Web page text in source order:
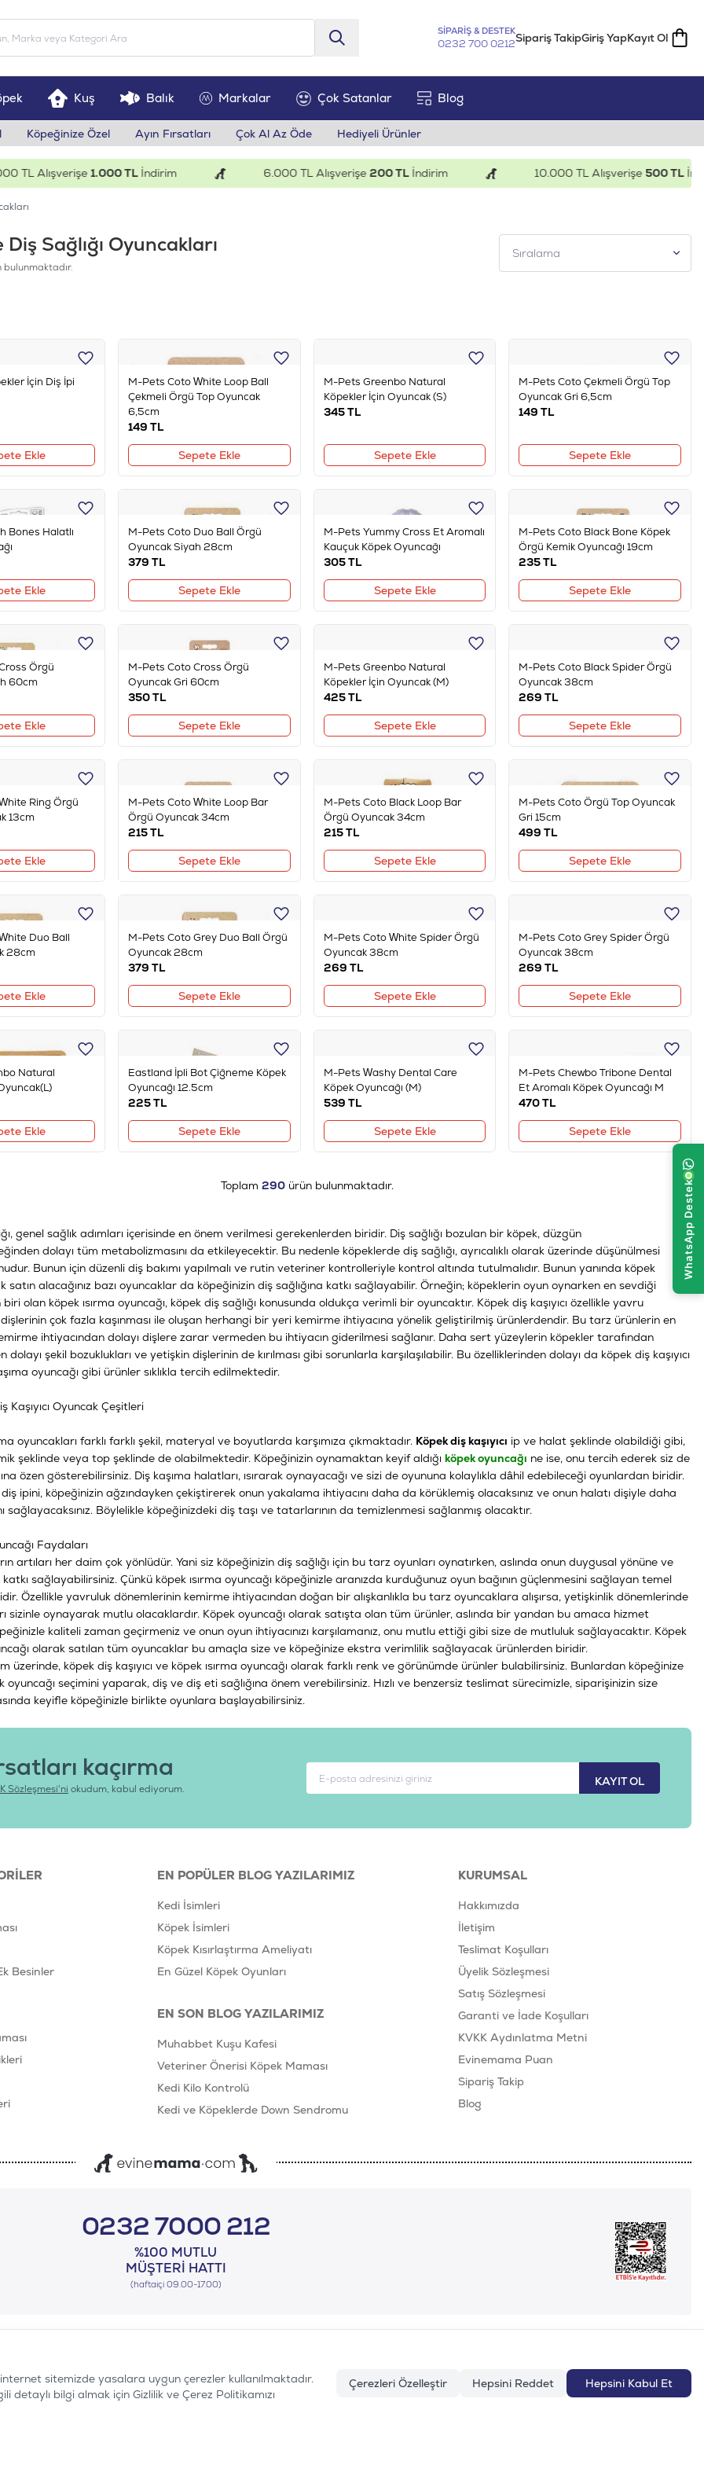
SİPARİŞ & DESTEK
0232 700 0212Sipariş TakipGiriş YapKayıt Ol
Kuş Balık Markalar Çok Satanlar Blog
Köpeğinize Özel Ayın Fırsatları Çok Al Az Öde Hediyeli Ürünler
Alışverişe1.000 TLİndirim 6.000 TL Alışverişe200 TLİndirim 10.000 TL Alışverişe500 TLİndirim
Diş Sağlığı Oyuncakları
bulunmaktadır.
İçin Diş İpi
Ekle
M-Pets Coto White Loop Ball
Çekmeli Örgü Top Oyuncak
6,5cm
149 TL
Sepete Ekle
M-Pets Greenbo Natural
Köpekler İçin Oyuncak (S)
345TL
Sepete Ekle
M-Pets Coto Çekmeli Örgü Top
Oyuncak Gri 6,5cm
149 TL
Sepete Ekle
Bones Halatlı
Ekle
M-Pets Coto Duo Ball Örgü
Oyuncak Siyah 28cm
379 TL
Sepete Ekle
M-Pets Yummy Cross Et Aromalı
Kauçuk Köpek Oyuncağı
305TL
Sepete Ekle
M-Pets Coto Black Bone Köpek
Örgü Kemik Oyuncağı 19cm
235TL
Sepete Ekle
Örgü
60cm
Ekle
M-Pets Coto Cross Örgü
Oyuncak Gri 60cm
350TL
Sepete Ekle
M-Pets Greenbo Natural
Köpekler İçin Oyuncak (M)
425TL
Sepete Ekle
M-Pets Coto Black Spider Örgü
Oyuncak 38cm
269 TL
Sepete Ekle
Ring Örgü
13cm
Ekle
M-Pets Coto White Loop Bar
Örgü Oyuncak 34cm
215TL
Sepete Ekle
M-Pets Coto Black Loop Bar
Örgü Oyuncak 34cm
215TL
Sepete Ekle
M-Pets Coto Örgü Top Oyuncak
Gri 15cm
499 TL
Sepete Ekle
Duo Ball
28cm
Ekle
M-Pets Coto Grey Duo Ball Örgü
Oyuncak 28cm
379 TL
Sepete Ekle
M-Pets Coto White Spider Örgü
Oyuncak 38cm
269 TL
Sepete Ekle
M-Pets Coto Grey Spider Örgü
Oyuncak 38cm
269 TL
Sepete Ekle
Natural
Ekle
Eastland İpli Bot Çiğneme Köpek
Oyuncağı 12.5cm
225TL
Sepete Ekle
M-Pets Washy Dental Care
Köpek Oyuncağı (M)
539 TL
Sepete Ekle
M-Pets Chewbo Tribone Dental
Et Aromalı Köpek Oyuncağı M
470TL
Sepete Ekle
Toplam 290ürün bulunmaktadır.
genel sağlık adımları içerisinde en önem verilmesi gerekenlerden biridir. Diş sağlığı bozulan bir köpek, düzgün
dolayı tüm metabolizmasını da etkileyecektir. Bu nedenle köpeklerde diş sağlığı, ayrıcalıklı olarak üzerinde düşünülmesi
Bunun için düzenli diş bakımı yapılmalı ve rutin veteriner kontrolleriyle kontrol altında tutulmalıdır. Bunun yanında köpek
satın alacağınız bazı oyuncaklar da köpeğinizin diş sağlığına katkı sağlayabilir. Örneğin; köpeklerin oyun oynarken en sevdiği
olan köpek ısırma oyuncağı, köpek diş sağlığı konusunda oldukça verimli bir oyuncaktır. Köpek diş kaşıyıcı özellikle yavru
çok fazla kaşınması ile oluşan herhangi bir yeri kemirme ihtiyacına yönelik geliştirilmiş ürünlerdendir. Bu tarz ürünlerin en
ihtiyacından dolayı dişlere zarar vermeden bu ihtiyacın giderilmesi sağlanır. Daha sert yüzeylerin köpekler tarafından
dolayı şekil bozuklukları ve yetişkin dişlerinin de kırılması gibi sorunlarla karşılaşılabilir. Bu özelliklerinden dolayı da köpek diş kaşıyıcı
oyuncağı gibi ürünler sıklıkla tercih edilmektedir.
Kaşıyıcı Oyuncak Çeşitleri
oyuncakları farklı farklı şekil, materyal ve boyutlarda karşımıza çıkmaktadır. Köpek diş kaşıyıcı ip ve halat şeklinde olabildiği gibi,
şeklinde veya top şeklinde de olabilmektedir. Köpeğinizin oynamaktan keyif aldığı köpek oyuncağı ne ise, onu tercih ederek siz de
özen gösterebilirsiniz. Diş kaşıma halatları, ısırarak oynayacağı ve sizi de oyununa kolaylıkla dâhil edebileceği oyunlardan biridir.
ipini, köpeğinizin ağzındayken çekiştirerek onun yakalama ihtiyacını daha da körüklemiş olacaksınız ve onun halatı dişiyle daha
sağlayacaksınız. Böylelikle köpeğinizdeki diş taşı ve tatarlarının da temizlenmesi sağlanmış olacaktır.
Faydaları
artıları her daim çok yönlüdür. Yani siz köpeğinizin diş sağlığı için bu tarz oyunları oynatırken, aslında onun duygusal yönüne ve
sağlayabilirsiniz. Çünkü köpek ısırma oyuncağı köpeğinizle aranızda kurduğunuz oyun bağının güçlenmesini sağlayan temel
Özellikle yavruluk dönemlerinin kemirme ihtiyacından doğan bir alışkanlıkla bu tarz oyuncaklara alışırsa, yetişkinlik dönemlerinde
sizinle oynayarak mutlu olacaklardır. Köpek oyuncağı olarak satışta olan tüm ürünler, aslında bir yandan bu amaca hizmet
kaliteli zaman geçirmeniz ve onun oyun ihtiyacınızı karşılamanız, onu mutlu ettiği gibi size de mutluluk sağlayacaktır. Köpek
olarak satılan tüm oyuncaklar bu amaçla size ve köpeğinize ekstra verimlilik sağlayacak ürünlerden biridir.
üzerinde, köpek diş kaşıyıcı ve köpek ısırma oyuncağı olarak farklı renk ve görünümde ürünler bulabilirsiniz. Bunlardan köpeğinize
oyuncağı seçimini yaparak, diş ve diş eti sağlığına önem verebilirsiniz. Hızlı ve benzersiz teslimat sürecimizle, siparişinizin size
keyifle köpeğinizle birlikte oyunlara başlayabilirsiniz.
KAYIT OL
kaçırma
Sözleşmesi'ni okudum, kabul ediyorum.
Besinler
EN POPÜLER BLOG YAZILARIMIZ
Kedi İsimleri
Köpek İsimleri
Köpek Kısırlaştırma Ameliyatı
En Güzel Köpek Oyunları
EN SON BLOG YAZILARIMIZ
Muhabbet Kuşu Kafesi
Veteriner Önerisi Köpek Maması
Kedi Kilo Kontrolü
Kedi ve Köpeklerde Down Sendromu
KURUMSAL
Hakkımızda
İletişim
Teslimat Koşulları
Üyelik Sözleşmesi
Satış Sözleşmesi
Garanti ve İade Koşulları
KVKK Aydınlatma Metni
Evinemama Puan
Sipariş Takip
Blog
0232 7000 212
%100 MUTLU
MÜŞTERI HATTI
(haftaiçi 09.00-17.00)
sitemizde yasalara uygun çerezler kullanılmaktadır.
bilgi almak için Gizlilik ve Çerez Politikamızı
Çerezleri Özelleştir Hepsini Reddet Hepsini Kabul Et